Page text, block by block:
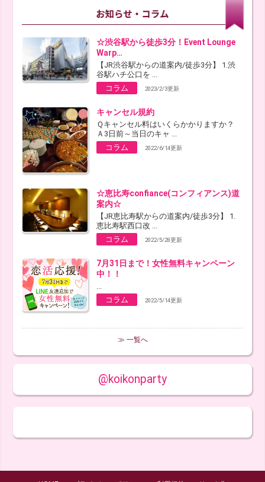
☆渋谷駅から徒歩3分！Event Lounge
Warp…
【JR渋谷駅からの道案内/徒歩3分】 1.渋
谷駅ハチ公口を ...
コラム
2023/2/3更新
キャンセル規約
Ｑキャンセル料はいくらかかりますか？
Ａ3日前～当日のキャ ...
コラム
2022/6/14更新
☆恵比寿confiance(コンフィアンス)道
案内☆
【JR恵比寿駅からの道案内/徒歩3分】 1.
恵比寿駅西口改 ...
コラム
2022/5/28更新
7月31日まで！女性無料キャンペーン
中！！
コラム
2022/5/14更新
≫ 一覧へ
@koikonparty